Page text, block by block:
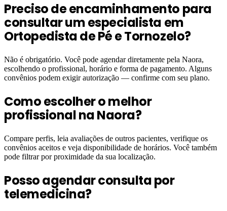
Preciso de encaminhamento para
consultar um especialista em
Ortopedista de Pé e Tornozelo?
Não é obrigatório. Você pode agendar diretamente pela Naora,
escolhendo o profissional, horário e forma de pagamento. Alguns
convênios podem exigir autorização — confirme com seu plano.
Como escolher o melhor
profissional na Naora?
Compare perfis, leia avaliações de outros pacientes, verifique os
convênios aceitos e veja disponibilidade de horários. Você também
pode filtrar por proximidade da sua localização.
Posso agendar consulta por
telemedicina?